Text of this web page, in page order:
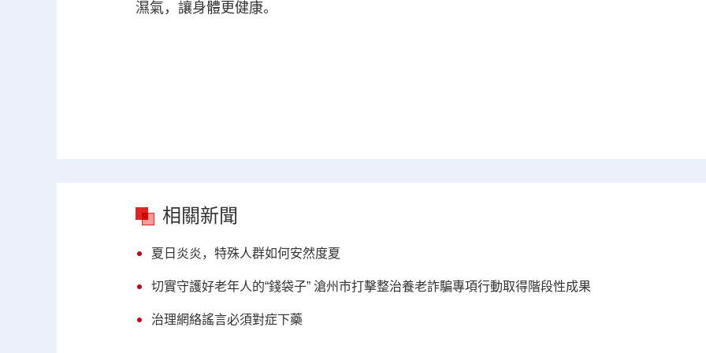
濕氣，讓身體更健康。
相關新聞
夏日炎炎，特殊人群如何安然度夏
切實守護好老年人的“錢袋子” 滄州市打擊整治養老詐騙專項行動取得階段性成果
治理網絡謠言必須對症下藥